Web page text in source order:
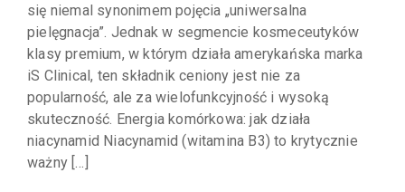
się niemal synonimem pojęcia „uniwersalna
pielęgnacja”. Jednak w segmencie kosmeceutyków
klasy premium, w którym działa amerykańska marka
iS Clinical, ten składnik ceniony jest nie za
popularność, ale za wielofunkcyjność i wysoką
skuteczność. Energia komórkowa: jak działa
niacynamid Niacynamid (witamina B3) to krytycznie
ważny […]